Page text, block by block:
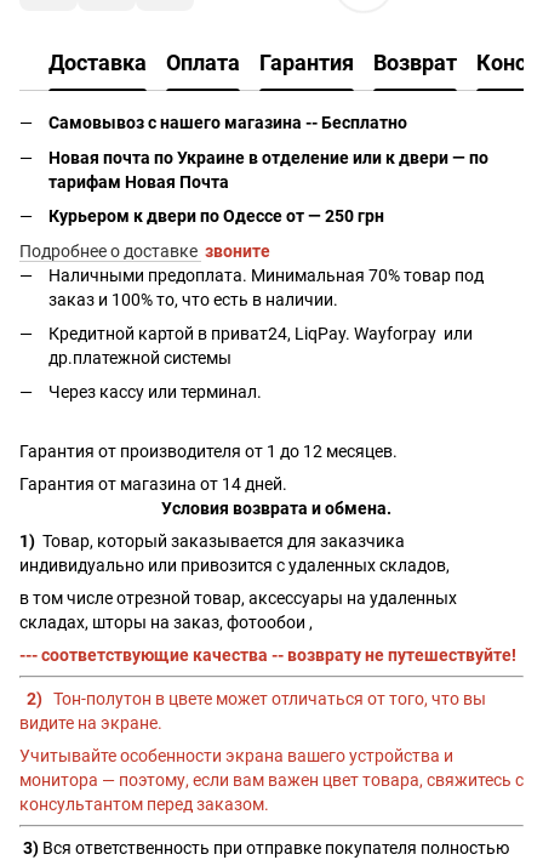
Доставка Оплата Гарантия Возврат
Самовывоз с нашего магазина -- Бесплатно
Новая почта по Украине в отделение или к двери — по
тарифам Новая Почта
Курьером к двери по Одессе от — 250 грн
Подробнее о доставке звоните
Наличными предоплата. Минимальная 70% товар под
заказ и 100% то, что есть в наличии.
Кредитной картой в приват24, LiqPay. Wayforpay или
др.платежной системы
Через кассу или терминал.
Гарантия от производителя от 1 до 12 месяцев.
Гарантия от магазина от 14 дней.
Условия возврата и обмена.
1) Товар, который заказывается для заказчика
индивидуально или привозится с удаленных складов,
в том числе отрезной товар, аксессуары на удаленных
складах, шторы на заказ, фотообои ,
--- соответствующие качества -- возврату не путешествуйте!
2) Тон-полутон в цвете может отличаться от того, что вы
видите на экране.
Учитывайте особенности экрана вашего устройства и
монитора — поэтому, если вам важен цвет товара, свяжитесь с
консультантом перед заказом.
3) Вся ответственность при отправке покупателя полностью